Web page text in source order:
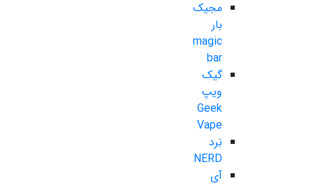
مجیک
بار
magic
bar
گیک
ویپ
Geek
Vape
نِرد
NERD
آی